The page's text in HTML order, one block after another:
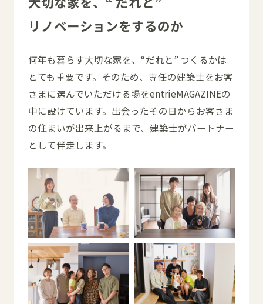
リノベーションをするのか
何年も暮らす大切な家を、“だれと” つくるかは
とても重要です。そのため、専任の建築士をお客
さまに選んでいただける場をentrieMAGAZINEの
中に設けています。出会ったその日からお客さま
の住まいが出来上がるまで、建築士がパートナー
として伴走します。